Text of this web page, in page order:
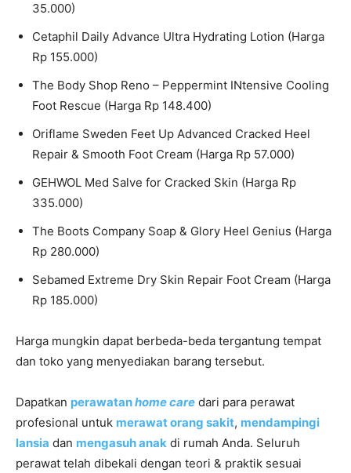
35.000)
Cetaphil Daily Advance Ultra Hydrating Lotion (Harga
Rp 155.000)
The Body Shop Reno – Peppermint INtensive Cooling
Foot Rescue (Harga Rp 148.400)
Oriflame Sweden Feet Up Advanced Cracked Heel
Repair & Smooth Foot Cream (Harga Rp 57.000)
GEHWOL Med Salve for Cracked Skin (Harga Rp
335.000)
The Boots Company Soap & Glory Heel Genius (Harga
Rp 280.000)
Sebamed Extreme Dry Skin Repair Foot Cream (Harga
Rp 185.000)
Harga mungkin dapat berbeda-beda tergantung tempat
dan toko yang menyediakan barang tersebut.
Dapatkan perawatanhome care dari para perawat
profesional untuk merawat orang sakit, mendampingi
lansia dan mengasuh anak di rumah Anda. Seluruh
perawat telah dibekali dengan teori & praktik sesuai